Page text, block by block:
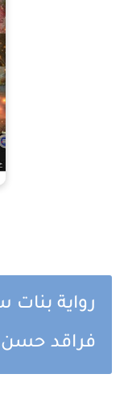
رواية بنات
فراقد حسن